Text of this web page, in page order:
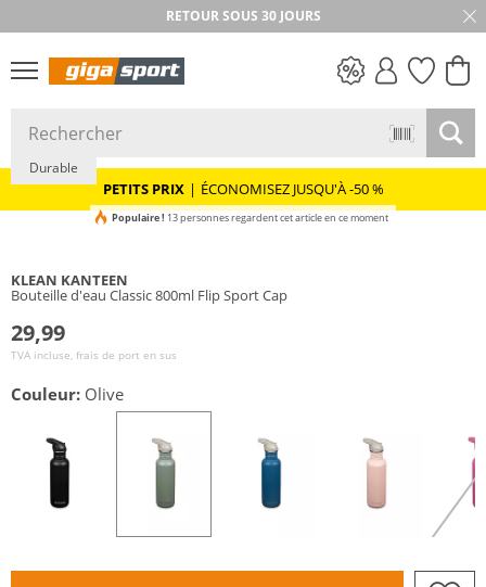
RETOUR SOUS 30 JOURS
PETITS PRIX
PETITS PRIX | ÉCONOMISEZ JUSQU'À -50 %
Durable
Populaire ! 13 personnes regardent cet article en ce moment
KLEAN KANTEEN
Bouteille d'eau Classic 800ml Flip Sport Cap
29,99
TVA incluse, frais de port en sus
Couleur: Olive